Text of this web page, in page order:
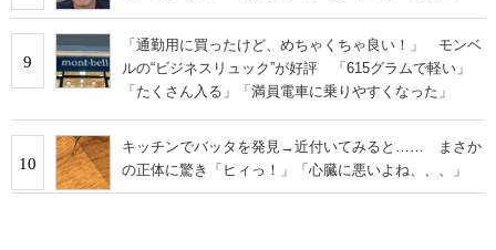
9
「通勤用に買ったけど、めちゃくちゃ良い！」 モンベ
ルの“ビジネスリュック”が好評 「615グラムで軽い」
「たくさん入る」「満員電車に乗りやすくなった」
10
キッチンでバッタを発見→近付いてみると…… まさか
の正体に驚き「ヒィっ！」「心臓に悪いよね、、、」